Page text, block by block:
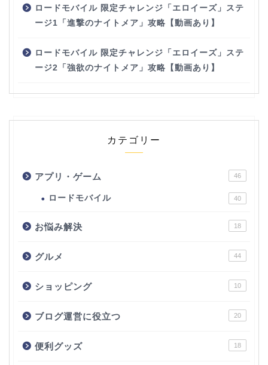
ロードモバイル 限定チャレンジ「エロイーズ」ステ
ージ1「進撃のナイトメア」攻略【動画あり】
ロードモバイル 限定チャレンジ「エロイーズ」ステ
ージ2「強欲のナイトメア」攻略【動画あり】
カテゴリー
アプリ・ゲーム 46
ロードモバイル 40
お悩み解決 18
グルメ 44
ショッピング 10
ブログ運営に役立つ 20
便利グッズ 18